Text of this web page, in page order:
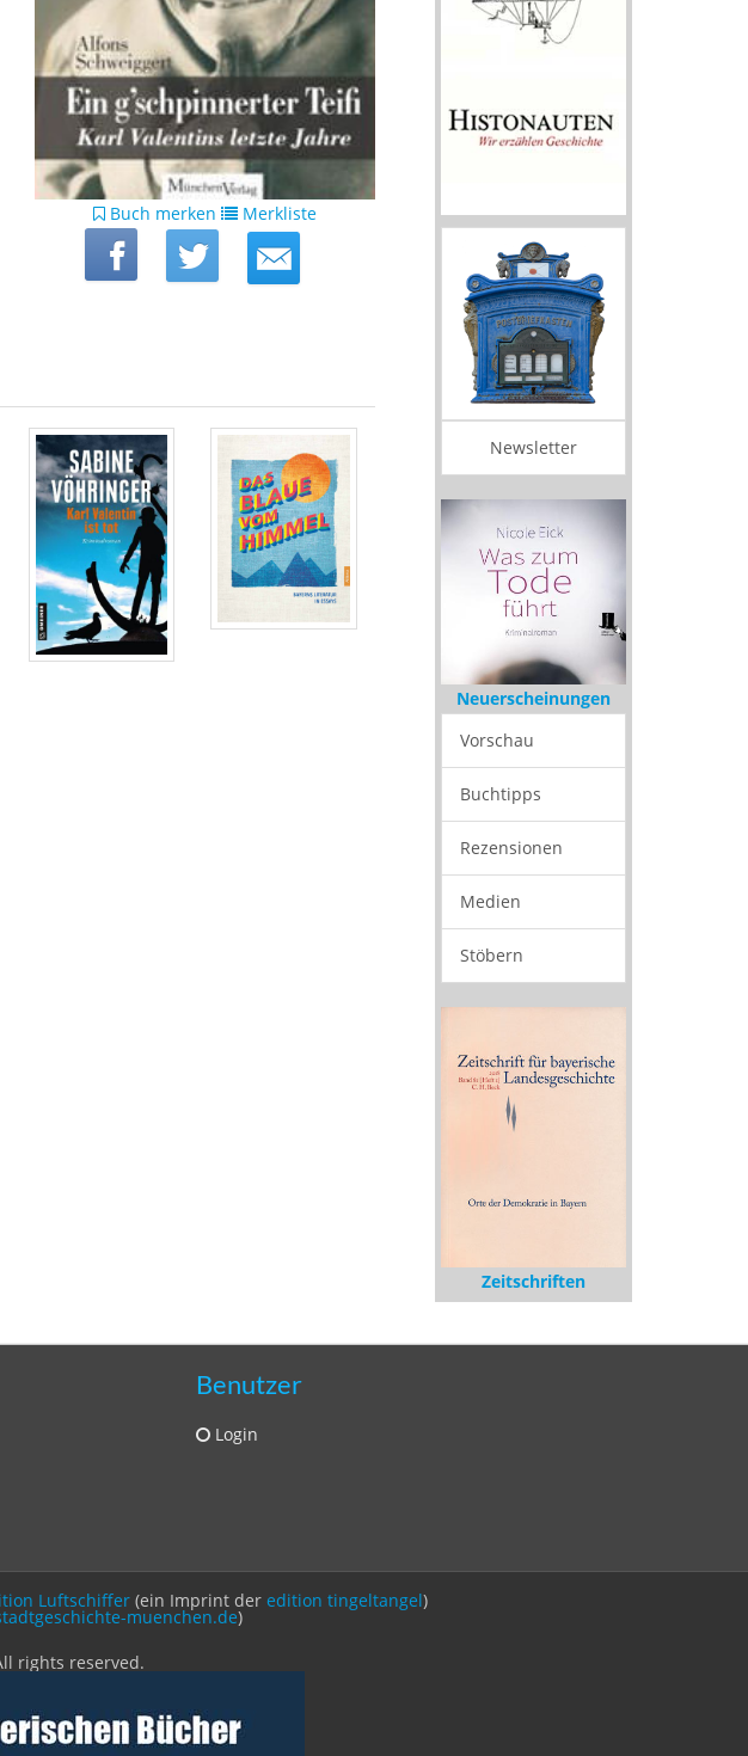
Buch merken Merkliste
Newsletter
Neuerscheinungen
Vorschau
Buchtipps
Rezensionen
Medien
Stöbern
Zeitschriften
Benutzer
Login
Luftschiffer (ein Imprint der edition tingeltangel)
muenchen.de)
rights reserved.